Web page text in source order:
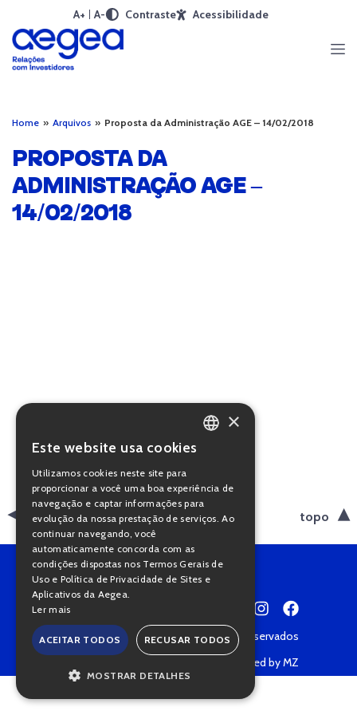
A+ A- Contraste Acessibilidade
Home » Arquivos » Proposta da Administração AGE – 14/02/2018
PROPOSTA DA
ADMINISTRAÇÃO AGE –
14/02/2018
voltar topo
Copyright © 2022 • Todos os direitos reservados
Powered by MZ
PORTUGUESE
×
Este website usa cookies
Utilizamos cookies neste site para
proporcionar a você uma boa experiência de
navegação e captar informações para
evolução da nossa prestação de serviços. Ao
continuar navegando, você
automaticamente concorda com as
condições dispostas nos Termos Gerais de
Uso e Política de Privacidade de Sites e
Aplicativos da Aegea.
Ler mais
ACEITAR TODOS RECUSAR TODOS
MOSTRAR DETALHES